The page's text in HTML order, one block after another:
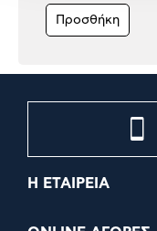
Προσθήκη
Η ΕΤΑΙΡΕΙΑ